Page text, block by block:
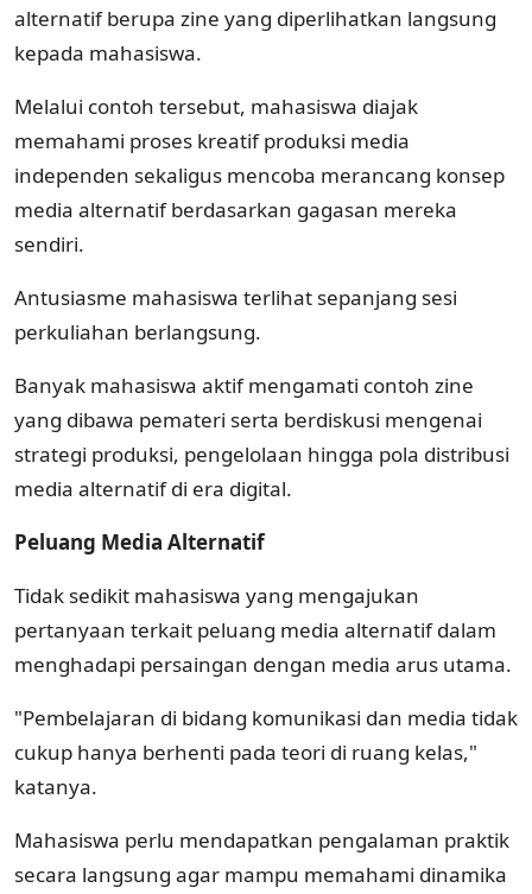
alternatif berupa zine yang diperlihatkan langsung
kepada mahasiswa.
Melalui contoh tersebut, mahasiswa diajak
memahami proses kreatif produksi media
independen sekaligus mencoba merancang konsep
media alternatif berdasarkan gagasan mereka
sendiri.
Antusiasme mahasiswa terlihat sepanjang sesi
perkuliahan berlangsung.
Banyak mahasiswa aktif mengamati contoh zine
yang dibawa pemateri serta berdiskusi mengenai
strategi produksi, pengelolaan hingga pola distribusi
media alternatif di era digital.
Peluang Media Alternatif
Tidak sedikit mahasiswa yang mengajukan
pertanyaan terkait peluang media alternatif dalam
menghadapi persaingan dengan media arus utama.
"Pembelajaran di bidang komunikasi dan media tidak
cukup hanya berhenti pada teori di ruang kelas,"
katanya.
Mahasiswa perlu mendapatkan pengalaman praktik
secara langsung agar mampu memahami dinamika